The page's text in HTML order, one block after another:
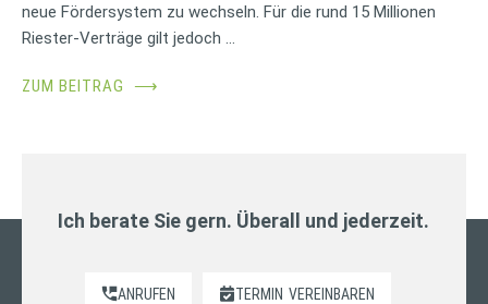
neue Fördersystem zu wechseln. Für die rund 15 Millionen
Riester-Verträge gilt jedoch …
ZUM BEITRAG ⟶
Ich berate Sie gern. Überall und jederzeit.
ANRUFEN TERMIN VEREINBAREN